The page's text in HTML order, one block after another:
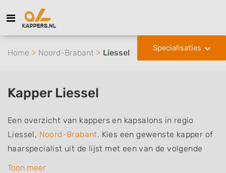
Specialisaties
Home Noord-Brabant Liessel
Kapper Liessel
Een overzicht van kappers en kapsalons in regio
Liessel, Noord-Brabant. Kies een gewenste kapper of
haarspecialist uit de lijst met een van de volgende
specialisaties of aantekeningen: mannen of
Toon meer